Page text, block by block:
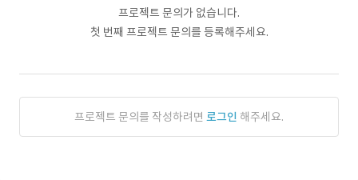
프로젝트 문의가 없습니다.
첫 번째 프로젝트 문의를 등록해주세요.
프로젝트 문의를 작성하려면 로그인 해주세요.